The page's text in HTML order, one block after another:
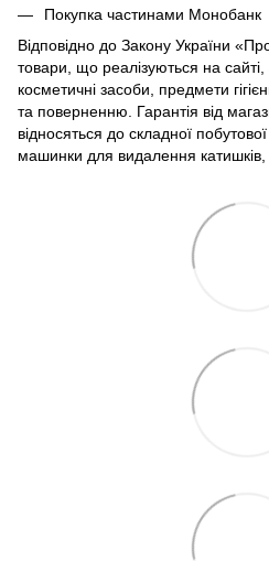
Покупка частинами Монобанк
Відповідно до Закону України
товари, що реалізуються на
косметичні засоби, предмети
та поверненню. Гарантія від
відносяться до складної
машинки для видалення катишків,